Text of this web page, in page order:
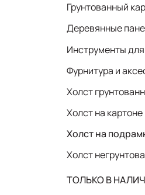
Грунтованный
Деревянные
Инструменты
Фурнитура и
Холст
Холст на картоне
Холст на
Холст
ТОЛЬКО В